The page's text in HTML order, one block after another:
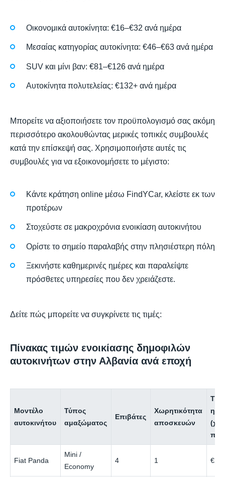
Οικονομικά αυτοκίνητα: €16–€32 ανά ημέρα
Μεσαίας κατηγορίας αυτοκίνητα: €46–€63 ανά ημέρα
SUV και μίνι βαν: €81–€126 ανά ημέρα
Αυτοκίνητα πολυτελείας: €132+ ανά ημέρα
Μπορείτε να αξιοποιήσετε τον προϋπολογισμό σας ακόμη
περισσότερο ακολουθώντας μερικές τοπικές συμβουλές
κατά την επίσκεψή σας. Χρησιμοποιήστε αυτές τις
συμβουλές για να εξοικονομήσετε το μέγιστο:
Κάντε κράτηση online μέσω FindYCar, κλείστε εκ των
προτέρων
Στοχεύστε σε μακροχρόνια ενοικίαση αυτοκινήτου
Ορίστε το σημείο παραλαβής στην πλησιέστερη πόλη
Ξεκινήστε καθημερινές ημέρες και παραλείψτε
πρόσθετες υπηρεσίες που δεν χρειάζεστε.
Δείτε πώς μπορείτε να συγκρίνετε τις τιμές:
Πίνακας τιμών ενοικίασης δημοφιλών
αυτοκινήτων στην Αλβανία ανά εποχή
Μοντέλο
αυτοκινήτου
Τύπος
αμαξώματος
Επιβάτες
Χωρητικότητα
αποσκευών
Fiat Panda
Mini /
Economy
4 1 €20